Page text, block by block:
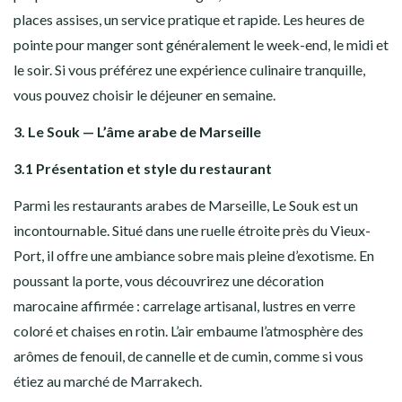
places assises, un service pratique et rapide. Les heures de
pointe pour manger sont généralement le week-end, le midi et
le soir. Si vous préférez une expérience culinaire tranquille,
vous pouvez choisir le déjeuner en semaine.
3. Le Souk — L’âme arabe de Marseille
3.1 Présentation et style du restaurant
Parmi les restaurants arabes de Marseille, Le Souk est un
incontournable. Situé dans une ruelle étroite près du Vieux-
Port, il offre une ambiance sobre mais pleine d’exotisme. En
poussant la porte, vous découvrirez une décoration
marocaine affirmée : carrelage artisanal, lustres en verre
coloré et chaises en rotin. L’air embaume l’atmosphère des
arômes de fenouil, de cannelle et de cumin, comme si vous
étiez au marché de Marrakech.